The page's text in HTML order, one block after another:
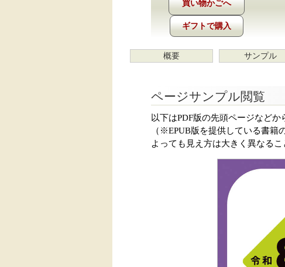
ギフトで購入
概要 サンプル
ページサンプル閲覧
以下はPDF版の先頭ページなどか
（※EPUB版を提供している書籍
よっても見え方は大きく異なるこ